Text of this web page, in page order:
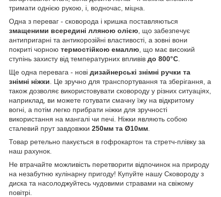
тримати однією рукою, і, водночас, міцна.
Одна з переваг - сковорода і кришка поставляються
змащеними всередині лляною олією , що забезпечує
антипригарні та антикорозійні властивості, а зовні вони
покриті чорною термостійкою емаллю , що має високий
ступінь захисту від температурних впливів до 800°C
Ще одна перевага - нові дизайнерські знімні ручки та
знімні ніжки . Це зручно для транспортування та зберігання, а
також дозволяє використовувати сковороду у різних ситуаціях,
наприклад, ви можете готувати смачну їжу на відкритому
вогні, а потім легко прибрати ніжки для зручності
використання на мангалі чи печі. Ніжки являють собою
сталевий прут завдовжки 250мм та Ø10мм
Товар ретельно пакується в гофрокартон та стретч-плівку за
наш рахунок.
Не втрачайте можливість перетворити відпочинок на природу
на незабутню кулінарну пригоду! Купуйте нашу Сковороду з
диска та насолоджуйтесь чудовими стравами на свіжому
повітрі.